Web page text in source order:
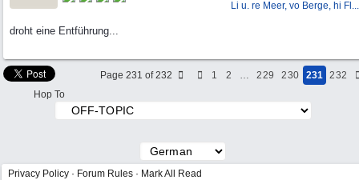
Li u. re Meer, vo Berge, hi Fl...
droht eine Entführung...
Page 231 of 232 1 2 … 229 230 231 232
Hop To
Privacy Policy · Forum Rules · Mark All Read